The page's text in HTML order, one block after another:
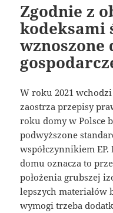
Zgodnie z
kodeksami
wznoszone
W roku 2021
zaostrza przepisy
roku domy w Polsce
podwyższone
współczynnikiem
domu oznacza to
położenia grubszej
lepszych materiałów
wymogi trzeba